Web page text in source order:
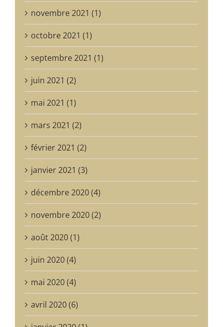
novembre 2021 (1)
octobre 2021 (1)
septembre 2021 (1)
juin 2021 (2)
mai 2021 (1)
mars 2021 (2)
février 2021 (2)
janvier 2021 (3)
décembre 2020 (4)
novembre 2020 (2)
août 2020 (1)
juin 2020 (4)
mai 2020 (4)
avril 2020 (6)